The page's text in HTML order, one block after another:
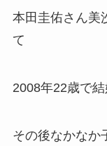
本田圭佑さん美
て
2008年22歳で結
その後なかなか